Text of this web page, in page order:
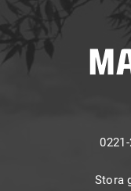
Stora